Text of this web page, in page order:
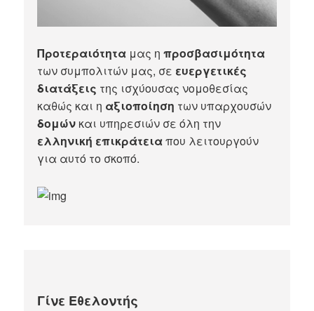
Προτεραιότητα μας ηπροσβασιμότητα
των συμπολιτών μας, σε ευεργετικές
διατάξεις της ισχύουσας νομοθεσίας
καθώς και η αξιοποίηση των υπαρχουσών
δομών και υπηρεσιών σε όλη την
ελληνική επικράτειαπου λειτουργούν
για αυτό το σκοπό.​
Γίνε Εθελοντής